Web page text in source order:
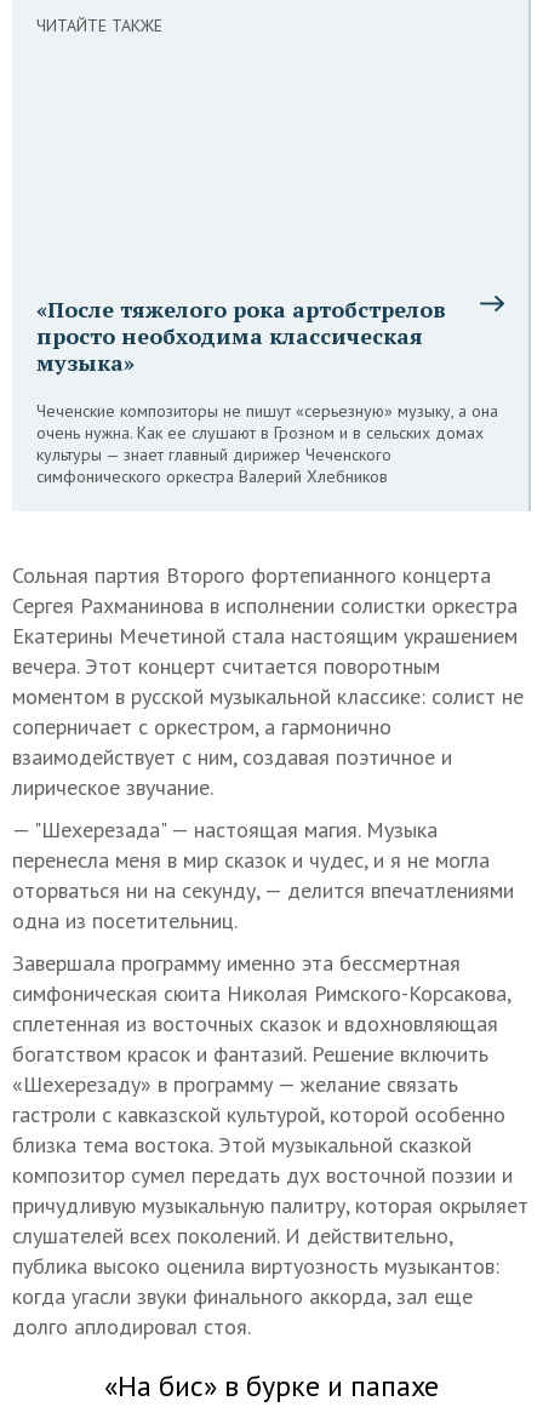
ЧИТАЙТЕ ТАКЖЕ
«После тяжелого рока артобстрелов
просто необходима классическая
музыка»
Чеченские композиторы не пишут «серьезную» музыку, а она
очень нужна. Как ее слушают в Грозном и в сельских домах
культуры — знает главный дирижер Чеченского
симфонического оркестра Валерий Хлебников
Сольная партия Второго фортепианного концерта
Сергея Рахманинова в исполнении солистки оркестра
Екатерины Мечетиной стала настоящим украшением
вечера. Этот концерт считается поворотным
моментом в русской музыкальной классике: солист не
соперничает с оркестром, а гармонично
взаимодействует с ним, создавая поэтичное и
лирическое звучание.
— "Шехерезада" — настоящая магия. Музыка
перенесла меня в мир сказок и чудес, и я не могла
оторваться ни на секунду, — делится впечатлениями
одна из посетительниц.
Завершала программу именно эта бессмертная
симфоническая сюита Николая Римского-Корсакова,
сплетенная из восточных сказок и вдохновляющая
богатством красок и фантазий. Решение включить
«Шехерезаду» в программу — желание связать
гастроли с кавказской культурой, которой особенно
близка тема востока. Этой музыкальной сказкой
композитор сумел передать дух восточной поэзии и
причудливую музыкальную палитру, которая окрыляет
слушателей всех поколений. И действительно,
публика высоко оценила виртуозность музыкантов:
когда угасли звуки финального аккорда, зал еще
долго аплодировал стоя.
«На бис» в бурке и папахе